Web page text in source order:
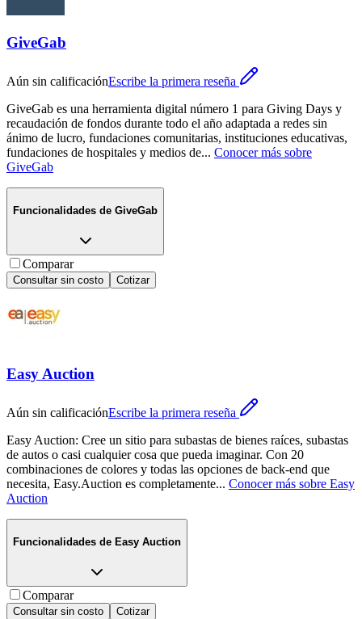
GiveGab
Aún sin calificaciónEscribe la primera reseña
GiveGab es una herramienta digital número 1 para Giving Days y
recaudación de fondos durante todo el año adaptada a redes sin
ánimo de lucro, fundaciones comunitarias, instituciones educativas,
fundaciones de hospitales y medios de... Conocer más sobre
GiveGab
Funcionalidades de GiveGab
Comparar
Consultar sin costo Cotizar
Easy Auction
Aún sin calificaciónEscribe la primera reseña
Easy Auction: Cree un sitio para subastas de bienes raíces, subastas
de autos o casi cualquier cosa que pueda imaginar. Con 20
combinaciones de colores y todas las opciones de back-end que
necesita, Easy.Auction es completamente... Conocer más sobre Easy
Auction
Funcionalidades de Easy Auction
Comparar
Consultar sin costo Cotizar